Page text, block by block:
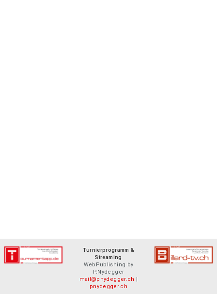
Turnierprogramm &
Streaming
WebPublishing by
P.Nydegger
mail@pnydegger.ch |
pnydegger.ch